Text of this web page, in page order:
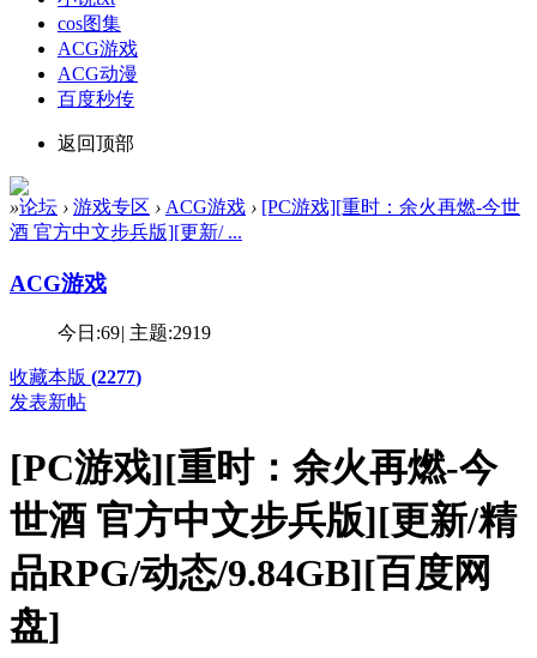
cos图集
ACG游戏
ACG动漫
百度秒传
返回顶部
»论坛 › 游戏专区 › ACG游戏 › [PC游戏][重时：余火再燃-今世
酒 官方中文步兵版][更新/ ...
ACG游戏
今日:69| 主题:2919
收藏本版 (2277)
发表新帖
[PC游戏][重时：余火再燃-今
世酒 官方中文步兵版][更新/精
品RPG/动态/9.84GB][百度网
盘]